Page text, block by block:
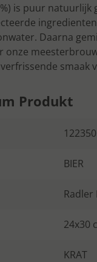
is puur natuurlijk
Daarna
onze
smaak
Produkt
122350
BIER
Radler
24x30
KRAT